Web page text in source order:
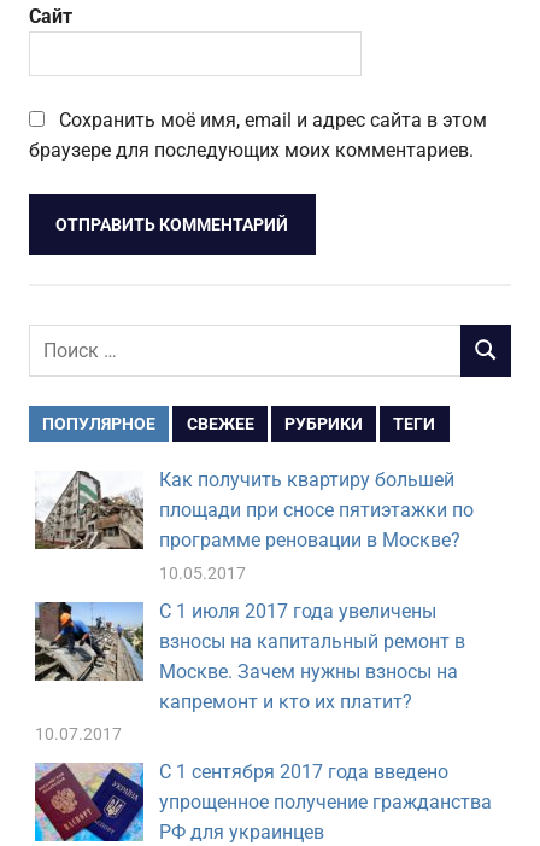
Сайт
Сохранить моё имя, email и адрес сайта в этом
браузере для последующих моих комментариев.
Поиск
ПОИСК
ПОПУЛЯРНОЕ СВЕЖЕЕ РУБРИКИ ТЕГИ
Как получить квартиру большей
площади при сносе пятиэтажки по
программе реновации в Москве?
10.05.2017
С 1 июля 2017 года увеличены
взносы на капитальный ремонт в
Москве. Зачем нужны взносы на
капремонт и кто их платит?
10.07.2017
С 1 сентября 2017 года введено
упрощенное получение гражданства
РФ для украинцев